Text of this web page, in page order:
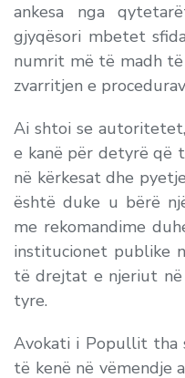
ankesa nga
gjyqësori mbetet
numrit më të madh të
zvarritjen e
Ai shtoi se
e kanë për detyrë që
në kërkesat dhe
është duke u bërë
me rekomandime
institucionet publike
të drejtat e njeriut
tyre.
Avokati i Popullit tha
të kenë në vëmendje